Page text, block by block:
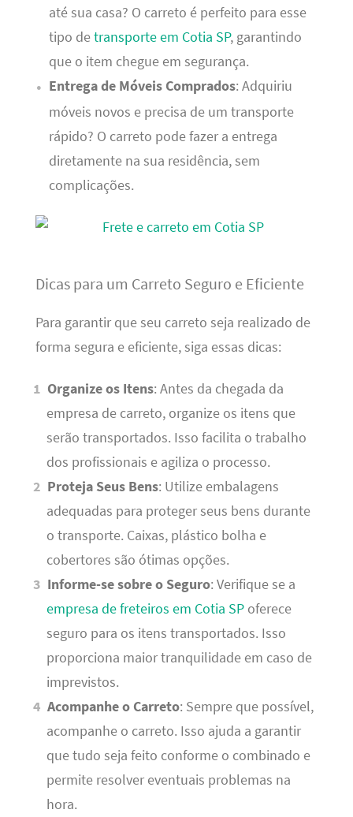
até sua casa? O carreto é perfeito para esse
tipo detransporte em Cotia SP, garantindo
que o item chegue em segurança.
Entrega de Móveis Comprados: Adquiriu
móveis novos e precisa de um transporte
rápido? O carreto pode fazer a entrega
diretamente na sua residência, sem
complicações.
Dicas para um Carreto Seguro e Eficiente
Para garantir que seu carreto seja realizado de
forma segura e eficiente, siga essas dicas:
Organize os Itens: Antes da chegada da
empresa de carreto, organize os itens que
serão transportados. Isso facilita o trabalho
dos profissionais e agiliza o processo.
Proteja Seus Bens: Utilize embalagens
adequadas para proteger seus bens durante
o transporte. Caixas, plástico bolha e
cobertores são ótimas opções.
Informe-se sobre o Seguro: Verifique se a
empresa de freteiros em Cotia SPoferece
seguro para os itens transportados. Isso
proporciona maior tranquilidade em caso de
imprevistos.
Acompanhe o Carreto: Sempre que possível,
acompanhe o carreto. Isso ajuda a garantir
que tudo seja feito conforme o combinado e
permite resolver eventuais problemas na
hora.